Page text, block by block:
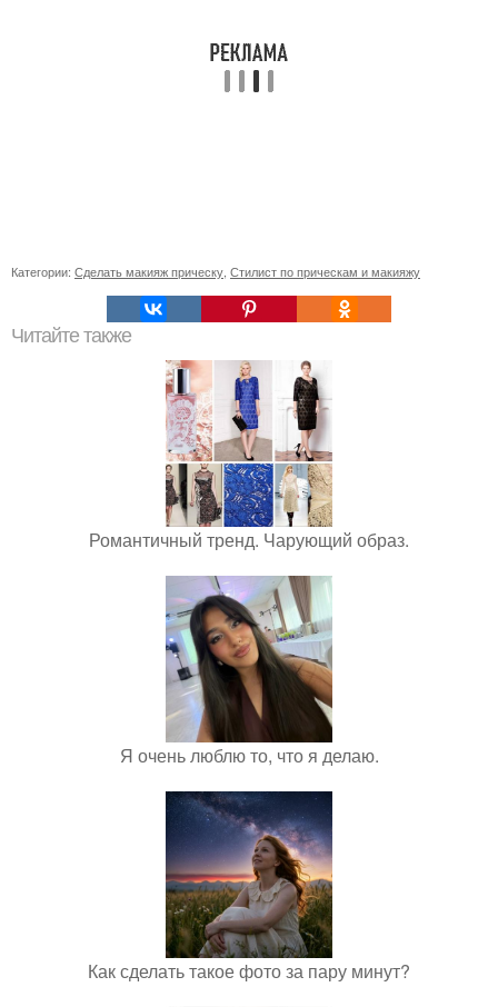
Категории: Сделать макияж прическу Стилист по прическам и макияжу
Читайте также
Романтичный тренд. Чарующий образ.
Я очень люблю то, что я делаю.
Как сделать такое фото за пару минут?